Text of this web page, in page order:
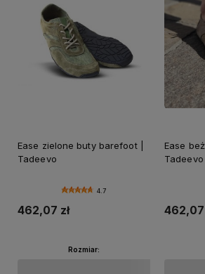
Ease zielone buty barefoot |
Tadeevo
4.7
462,07 zł
Rozmiar:
Ease
Tadeevo
462,07